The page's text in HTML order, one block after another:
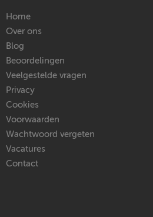
Home
Over ons
Blog
Beoordelingen
Veelgestelde vragen
Privacy
Cookies
Voorwaarden
Wachtwoord vergeten
Vacatures
Contact